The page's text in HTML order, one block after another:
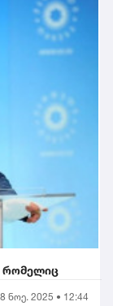
რომელიც
8 ნოე. 2025 • 12:44